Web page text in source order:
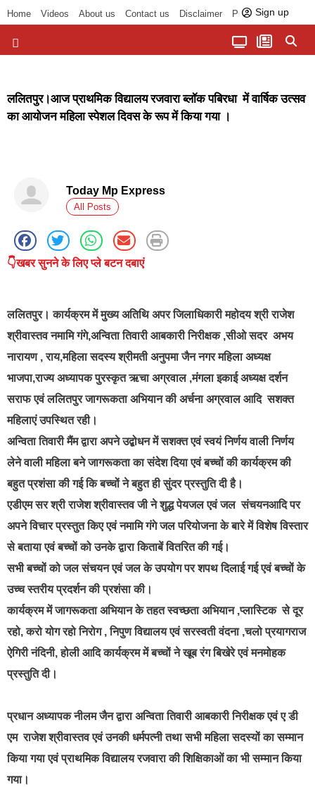
Home Videos About us Contact us Disclaimer Privacy Policy
Sign up
ललितपुर।आज प्राथमिक विद्यालय रजवारा ब्लॉक पबिरधा में वार्षिक उत्सव
का आयोजन महिला स्पेशल दिवस के रूप में किया गया ।
Today Mp Express
All Posts
👇खबर सुनने के लिए प्ले बटन दबाएं
ललितपुर। कार्यक्रम में मुख्य अतिथि अपर जिलाधिकारी महोदय श्री राजेश
श्रीवास्तव नमामि गंगे,अन्विता तिवारी आबकारी निरीक्षक ,सीओ सदर अभय
नारायण , राय,महिला सदस्य श्रीमती अनुपमा जैन नगर महिला अध्यक्ष
भाजपा,राज्य अध्यापक पुरस्कृत ऋचा अग्रवाल ,मंगला इकाई अध्यक्ष दर्शन
सराफ एवं ललितपुर जागरूकता अभियान की अर्चना अग्रवाल आदि सशक्त
महिलाएं उपस्थित रही।
अन्विता तिवारी मैंम द्वारा अपने उद्बोधन में सशक्त एवं स्वयं निर्णय वाली निर्णय
लेने वाली महिला बने जागरूकता का संदेश दिया एवं बच्चों की कार्यक्रम की
बहुत प्रशंसा की गई कि बच्चों ने बहुत ही सुंदर प्रस्तुति दी है।
एडीएम सर श्री राजेश श्रीवास्तव जी ने शुद्ध पेयजल एवं जल संचयनआदि पर
अपने विचार प्रस्तुत किए एवं नमामि गंगे जल परियोजना के बारे में विशेष विस्तार
से बताया एवं बच्चों को उनके द्वारा किताबें वितरित की गई।
सभी बच्चों को जल संचयन एवं जल के उपयोग पर शपथ दिलाई गई एवं बच्चों के
उच्च स्तरीय प्रदर्शन की प्रशंसा की।
कार्यक्रम में जागरूकता अभियान के तहत स्वच्छता अभियान ,प्लास्टिक से दूर
रहो, करो योग रहो निरोग , निपुण विद्यालय एवं सरस्वती वंदना ,चलो प्रयागराज
ऐगिरी नंदिनी, होली आदि कार्यक्रम में बच्चों ने खूब रंग बिखेरे एवं मनमोहक
प्रस्तुति दी।
प्रधान अध्यापक नीलम जैन द्वारा अन्विता तिवारी आबकारी निरीक्षक एवं ए डी
एम राजेश श्रीवास्तव एवं उनकी धर्मपत्नी तथा सभी महिला सदस्यों का सम्मान
किया गया एवं प्राथमिक विद्यालय रजवारा की शिक्षिकाओं का भी सम्मान किया
गया।